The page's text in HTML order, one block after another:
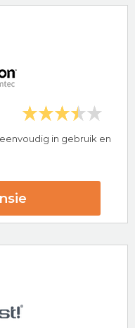
in gebruik en